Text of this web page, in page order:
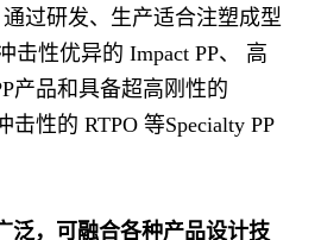
通过研发、生产适合注塑成型
击性优异的 Impact PP、 高
产品和具备超高刚性的
击性的 RTPO 等Specialty PP
泛，可融合各种产品设计技